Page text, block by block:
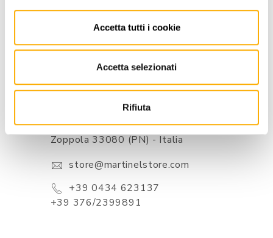
Accetta tutti i cookie
Accetta selezionati
Rifiuta
CONTACTOS
Via Pordenone, 1 - Poincicco Di
Zoppola 33080 (PN) - Italia
store@martinelstore.com
+39 0434 623137
+39 376/2399891